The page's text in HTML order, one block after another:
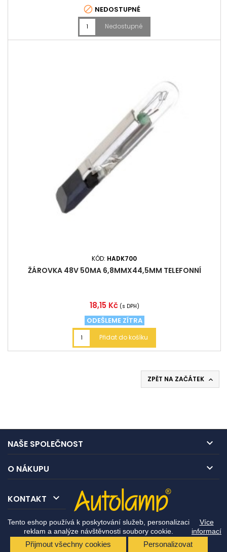
Tento eshop používá k poskytování služeb, personalizaci
reklam a analýze návštěvnosti soubory cookie.
Více
informací
Přijmout všechny cookies Personalizovat
 NEDOSTUPNÉ
Nedostupné
KÓD: HADK700
ŽÁROVKA 48V 50MA 6,8MMX44,5MM TELEFONNÍ
Cena
18,15 Kč (s DPH)
ODEŠLEME ZÍTRA
Přidat do košíku
ZPĚT NA ZAČÁTEK 
NAŠE SPOLEČNOST 
O NÁKUPU 
KONTAKT 